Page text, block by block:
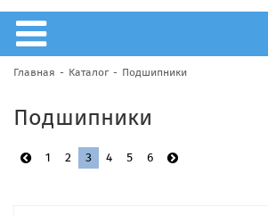
Главная Каталог Подшипники
Подшипники
1 2 3 4 5 6